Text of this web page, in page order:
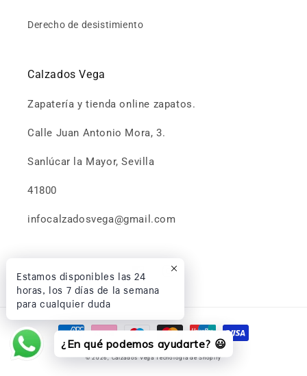
Derecho de desistimiento
Calzados Vega
Zapatería y tienda online zapatos.
Calle Juan Antonio Mora, 3.
Sanlúcar la Mayor, Sevilla
41800
infocalzadosvega@gmail.com
Facebook
Formas
de
© 2026,Calzados Vega Tecnología de Shopify
Estamos disponibles las 24
horas, los 7 días de la semana
para cualquier duda
¿En qué podemos ayudarte? 😃